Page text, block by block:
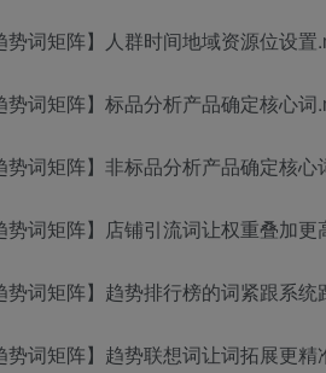
势词矩阵】人群时间地域资源位设置
势词矩阵】标品分析产品确定核心词
势词矩阵】非标品分析产品确定核心
势词矩阵】店铺引流词让权重叠加更
势词矩阵】趋势排行榜的词紧跟系统
势词矩阵】趋势联想词让词拓展更精